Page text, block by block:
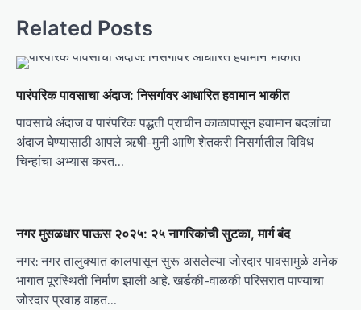
n
a
v
i
g
a
t
n
Related Posts
पारंपरिक पावसाचा अंदाज: निसर्गावर आधारित हवामान भाकीत
पावसाचे अंदाज व पारंपरिक पद्धती प्राचीन काळापासून हवामान बदलांचा
अंदाज घेण्यासाठी आपले ऋषी-मुनी आणि शेतकरी निसर्गातील विविध
चिन्हांचा अभ्यास करत…
नगर मुसळधार पाऊस २०२५: २५ नागरिकांची सुटका, मार्ग बंद
नगर: नगर तालुक्यात कालपासून सुरू असलेल्या जोरदार पावसामुळे अनेक
भागात पूरस्थिती निर्माण झाली आहे. खर्डकी-वाळकी परिसरात पाण्याचा
जोरदार प्रवाह वाहत…